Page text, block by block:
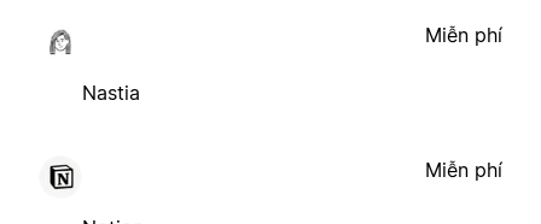
Nastia
Miễn phí
Miễn phí